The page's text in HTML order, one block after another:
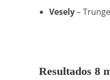
Vesely–
Resultados 8